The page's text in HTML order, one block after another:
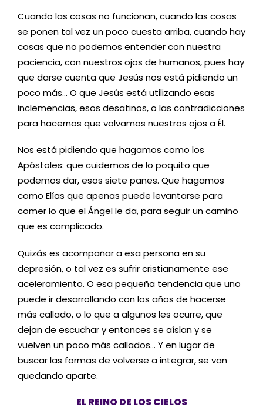
Cuando las cosas no funcionan, cuando las cosas
se ponen tal vez un poco cuesta arriba, cuando hay
cosas que no podemos entender con nuestra
paciencia, con nuestros ojos de humanos, pues hay
que darse cuenta que Jesús nos está pidiendo un
poco más… O que Jesús está utilizando esas
inclemencias, esos desatinos, o las contradicciones
para hacernos que volvamos nuestros ojos a Él.
Nos está pidiendo que hagamos como los
Apóstoles: que cuidemos de lo poquito que
podemos dar, esos siete panes. Que hagamos
como Elías que apenas puede levantarse para
comer lo que el Ángel le da, para seguir un camino
que es complicado.
Quizás es acompañar a esa persona en su
depresión, o tal vez es sufrir cristianamente ese
aceleramiento. O esa pequeña tendencia que uno
puede ir desarrollando con los años de hacerse
más callado, o lo que a algunos les ocurre, que
dejan de escuchar y entonces se aíslan y se
vuelven un poco más callados… Y en lugar de
buscar las formas de volverse a integrar, se van
quedando aparte.
EL REINO DE LOS CIELOS